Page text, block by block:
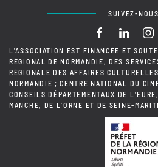
SUIVEZ-
L'ASSOCIATION EST FINANCÉE ET
RÉGIONAL DE NORMANDIE, DES
RÉGIONALE DES AFFAIRES
NORMANDIE ; CENTRE NATIONAL DU
CONSEILS DÉPARTEMENTAUX DE
MANCHE, DE L'ORNE ET DE SEINE-